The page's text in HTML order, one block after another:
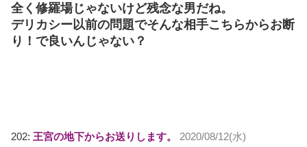
全く修羅場じゃないけど残念な男だね。
デリカシー以前の問題でそんな相手こちらからお断
り！で良いんじゃない？
202: 王宮の地下からお送りします。
2020/08/12(水)